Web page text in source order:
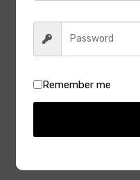
উপন্যাস সত্যজিৎ রায়
বোম্বাইয়ের বোম্বেটে – সত্যজিৎ রায়
রয়েল বেঙ্গল রহস্য – সত্যজিৎ রায়
Remember me